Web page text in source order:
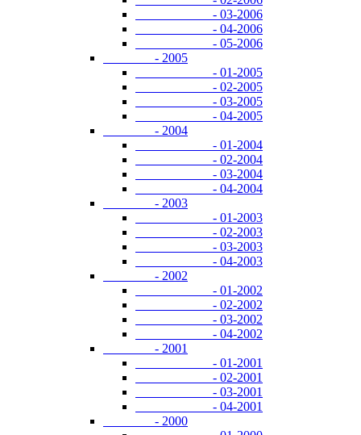
- 03-2006
- 04-2006
- 05-2006
- 2005
- 01-2005
- 02-2005
- 03-2005
- 04-2005
- 2004
- 01-2004
- 02-2004
- 03-2004
- 04-2004
- 2003
- 01-2003
- 02-2003
- 03-2003
- 04-2003
- 2002
- 01-2002
- 02-2002
- 03-2002
- 04-2002
- 2001
- 01-2001
- 02-2001
- 03-2001
- 04-2001
- 2000